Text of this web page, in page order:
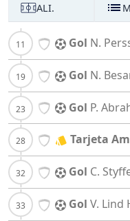
ALI.
Gol N.
Gol N.
Gol P.
Tarjeta
Gol C.
Gol V. Lind